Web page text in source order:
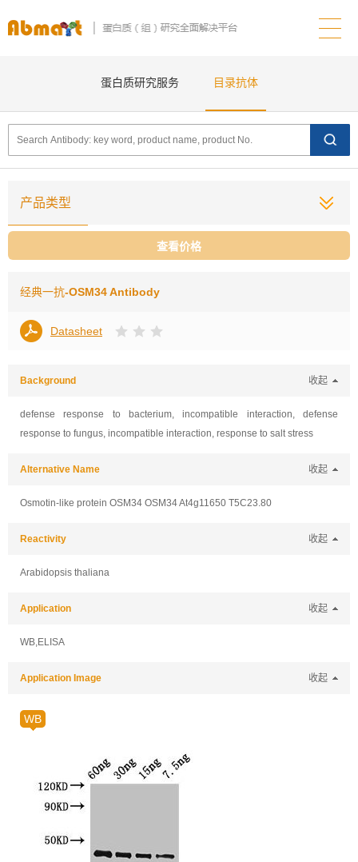
蛋白质研究服务 目录抗体
产品类型
查看价格
经典一抗-OSM34 Antibody
Datasheet
Background 收起
defense response to bacterium, incompatible interaction, defense
response to fungus, incompatible interaction, response to salt stress
Alternative Name 收起
Osmotin-like protein OSM34 OSM34 At4g11650 T5C23.80
Reactivity 收起
Arabidopsis thaliana
Application 收起
WB,ELISA
Application Image 收起
WB